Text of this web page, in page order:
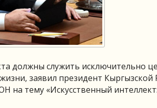
должны служить исключительно
заявил президент
на тему «Искусственный